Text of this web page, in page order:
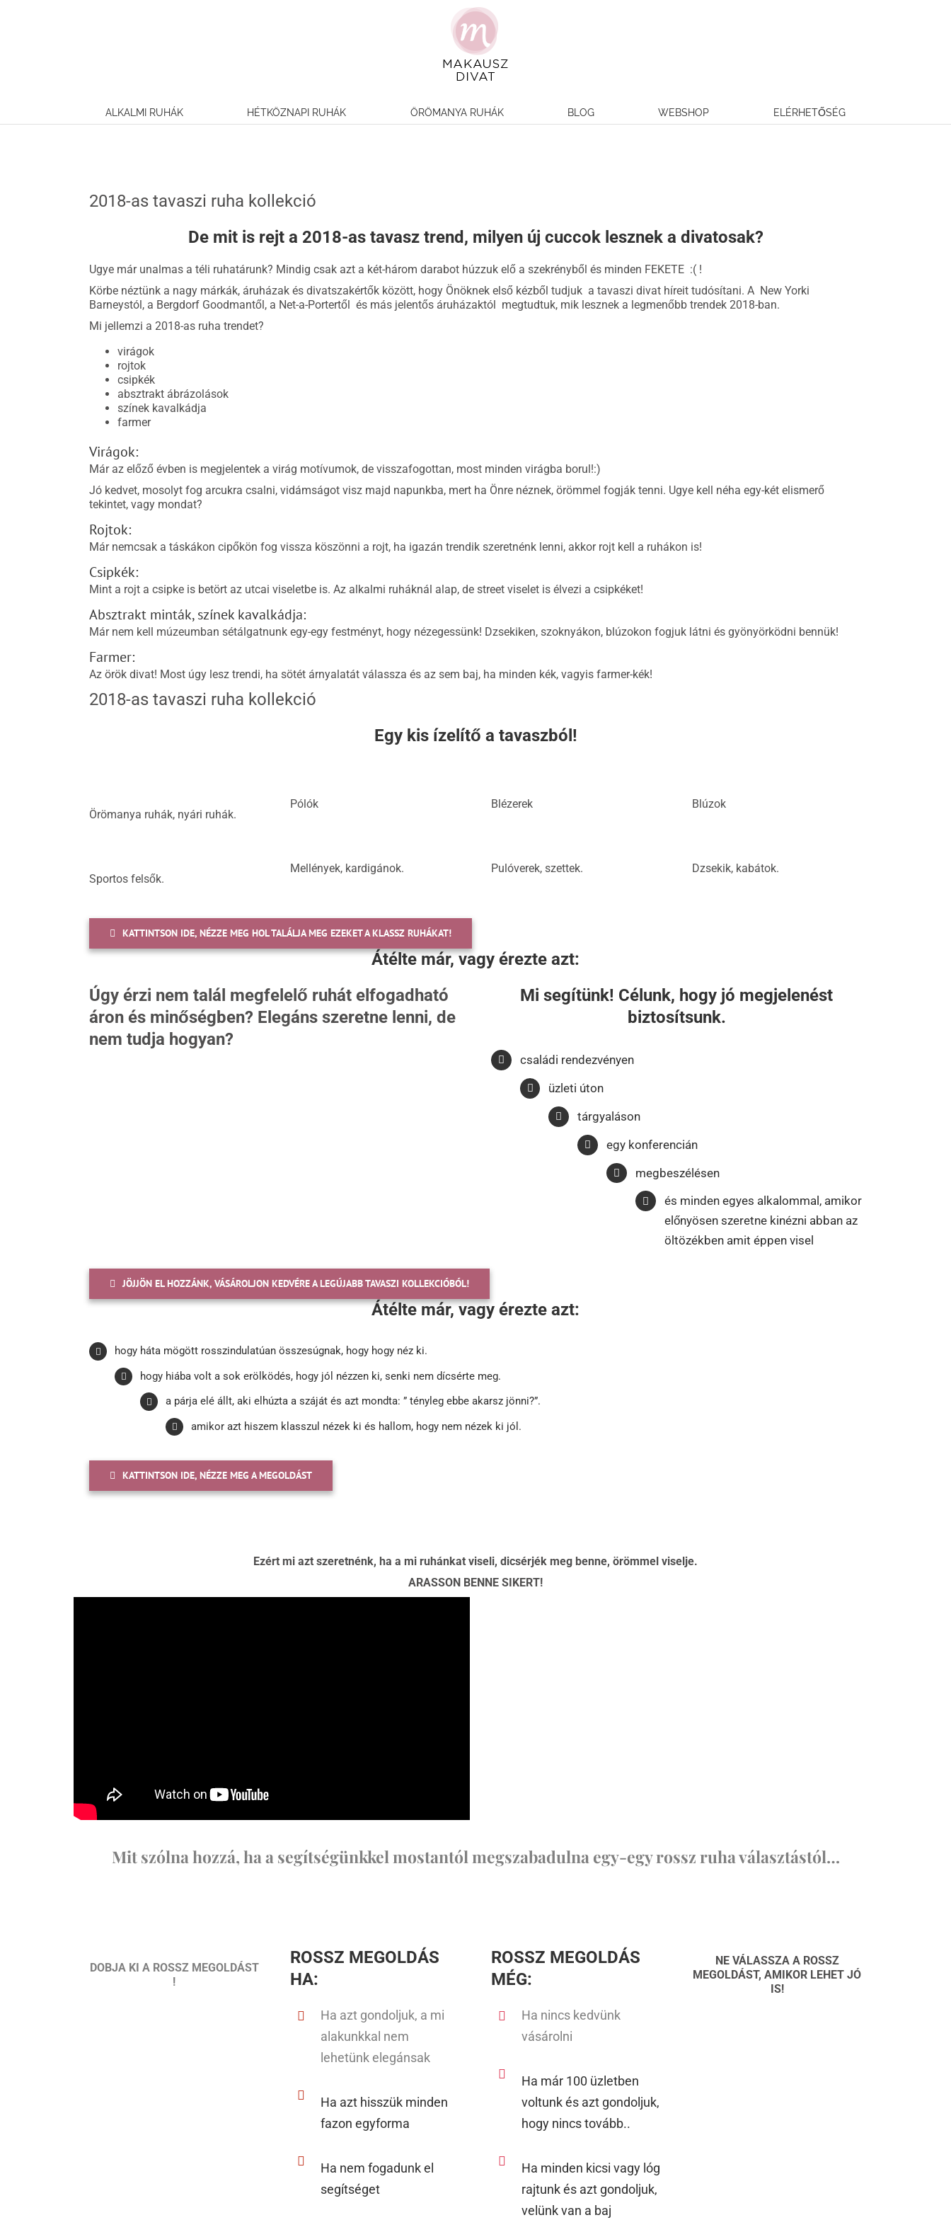
ALKALMI RUHÁK HÉTKÖZNAPI RUHÁK ÖRÖMANYA RUHÁK BLOG WEBSHOP ELÉRHETŐSÉG
2018-as tavaszi ruha kollekció
De mit is rejt a 2018-as tavasz trend, milyen új cuccok lesznek a divatosak?
Ugye már unalmas a téli ruhatárunk? Mindig csak azt a két-három darabot húzzuk elő a szekrényből és minden FEKETE :( !
Körbe néztünk a nagy márkák, áruházak és divatszakértők között, hogy Önöknek első kézből tudjuk a tavaszi divat híreit tudósítani. A New Yorki
Barneystól, a Bergdorf Goodmantől, a Net-a-Portertől és más jelentős áruházaktól megtudtuk, mik lesznek a legmenőbb trendek 2018-ban.
Mi jellemzi a 2018-as ruha trendet?
virágok
rojtok
csipkék
absztrakt ábrázolások
színek kavalkádja
farmer
Virágok:
Már az előző évben is megjelentek a virág motívumok, de visszafogottan, most minden virágba borul!:)
Jó kedvet, mosolyt fog arcukra csalni, vidámságot visz majd napunkba, mert ha Önre néznek, örömmel fogják tenni. Ugye kell néha egy-két elismerő
tekintet, vagy mondat?
Rojtok:
Már nemcsak a táskákon cipőkön fog vissza köszönni a rojt, ha igazán trendik szeretnénk lenni, akkor rojt kell a ruhákon is!
Csipkék:
Mint a rojt a csipke is betört az utcai viseletbe is. Az alkalmi ruháknál alap, de street viselet is élvezi a csipkéket!
Absztrakt minták, színek kavalkádja:
Már nem kell múzeumban sétálgatnunk egy-egy festményt, hogy nézegessünk! Dzsekiken, szoknyákon, blúzokon fogjuk látni és gyönyörködni bennük!
Farmer:
Az örök divat! Most úgy lesz trendi, ha sötét árnyalatát válassza és az sem baj, ha minden kék, vagyis farmer-kék!
2018-as tavaszi ruha kollekció
Egy kis ízelítő a tavaszból!
Örömanya ruhák, nyári ruhák.
Sportos felsők.
Pólók
Mellények, kardigánok.
Blézerek
Pulóverek, szettek.
Blúzok
Dzsekik, kabátok.
KATTINTSON IDE, NÉZZE MEG HOL TALÁLJA MEG EZEKET A KLASSZ RUHÁKAT!
Átélte már, vagy érezte azt:
Úgy érzi nem talál megfelelő ruhát elfogadható
áron és minőségben? Elegáns szeretne lenni, de
nem tudja hogyan?
Mi segítünk! Célunk, hogy jó megjelenést
biztosítsunk.
családi rendezvényen
üzleti úton
tárgyaláson
egy konferencián
megbeszélésen
és minden egyes alkalommal, amikor
előnyösen szeretne kinézni abban az
öltözékben amit éppen visel
JÖJJÖN EL HOZZÁNK, VÁSÁROLJON KEDVÉRE A LEGÚJABB TAVASZI KOLLEKCIÓBÓL!
Átélte már, vagy érezte azt:
hogy háta mögött rosszindulatúan összesúgnak, hogy hogy néz ki.
hogy hiába volt a sok erölködés, hogy jól nézzen ki, senki nem dícsérte meg.
a párja elé állt, aki elhúzta a száját és azt mondta: ” tényleg ebbe akarsz jönni?”.
amikor azt hiszem klasszul nézek ki és hallom, hogy nem nézek ki jól.
KATTINTSON IDE, NÉZZE MEG A MEGOLDÁST
Ezért mi azt szeretnénk, ha a mi ruhánkat viseli, dicsérjék meg benne, örömmel viselje.
ARASSON BENNE SIKERT!
Mit szólna hozzá, ha a segítségünkkel mostantól megszabadulna egy-egy rossz ruha választástól…
DOBJA KI A ROSSZ MEGOLDÁST
!
ROSSZ MEGOLDÁS
HA:
Ha azt gondoljuk, a mi
alakunkkal nem
lehetünk elegánsak
Ha azt hisszük minden
fazon egyforma
Ha nem fogadunk el
segítséget
ROSSZ MEGOLDÁS
MÉG:
Ha nincs kedvünk
vásárolni
Ha már 100 üzletben
voltunk és azt gondoljuk,
hogy nincs tovább..
Ha minden kicsi vagy lóg
rajtunk és azt gondoljuk,
velünk van a baj
NE VÁLASSZA A ROSSZ
MEGOLDÁST, AMIKOR LEHET JÓ
IS!